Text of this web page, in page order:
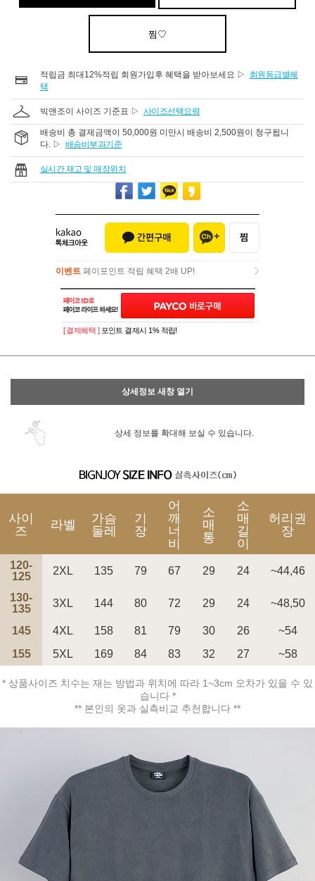
찜♡
적립금 최대12%적립 회원가입후 혜택을 받아보세요 ▷
회원등급별혜
택
빅앤조이 사이즈 기준표 ▷ 사이즈선택요령
배송비 총 결제금액이 50,000원 미만시 배송비 2,500원이 청구됩니
다. ▷ 배송비부과기준
실시간 재고 및 매장위치
이벤트 페이포인트 적립 혜택 2배 UP!
이벤트페이포인트 적립 혜택 2배 UP!
PAYCO 바로구매
[ 결제혜택 ] 포인트 결제시 1% 적립!
상세정보 새창 열기
상세 정보를 확대해 보실 수 있습니다.
사이
즈
라벨
가슴
둘레
기
장
어
깨
너
비
소
매
통
소
매
길
이
허리권
장
120-
125
2XL 135 79 67 29 24 ~44,46
130-
135
3XL 144 80 72 29 24 ~48,50
145 4XL 158 81 79 30 26
~54
155
5XL 169 84 83 32 27 ~58
* 상품사이즈 치수는 재는 방법과 위치에 따라 1~3cm 오차가 있을 수 있
습니다 *
** 본인의 옷과 실측비교 추천합니다 **